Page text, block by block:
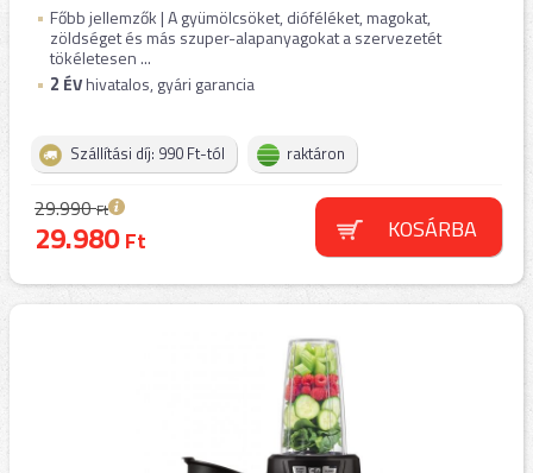
Főbb jellemzők | A gyümölcsöket, dióféléket, magokat,
zöldséget és más szuper-alapanyagokat a szervezetét
tökéletesen ...
2 ÉVhivatalos, gyári garancia
Szállítási díj: 990 Ft-tól raktáron
29.990Ft
29.980Ft KOSÁRBA